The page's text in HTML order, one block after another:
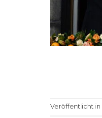
Veröffentlicht in